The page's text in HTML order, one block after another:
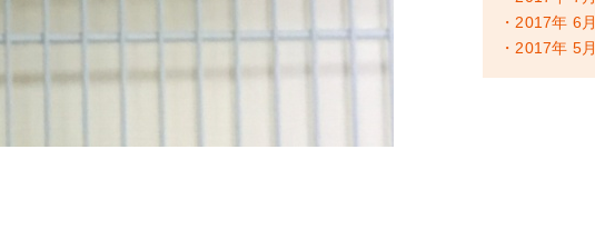
・2017年 6月
・2017年 5月